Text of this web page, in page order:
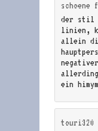
schoene
der stil
linien,
allein
ein
touri320